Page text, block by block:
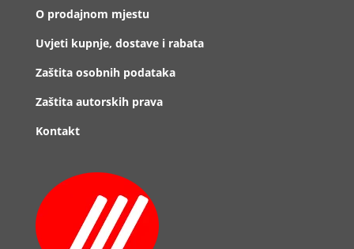
O prodajnom mjestu
Uvjeti kupnje, dostave i rabata
Zaštita osobnih podataka
Zaštita autorskih prava
Kontakt